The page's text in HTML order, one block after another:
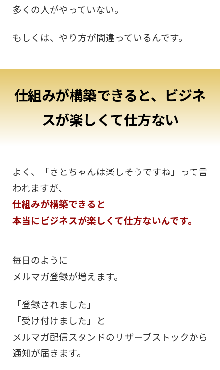
多くの人がやっていない。
もしくは、やり方が間違っているんです。
仕組みが構築できると、ビジネ
スが楽しくて仕方ない
よく、「さとちゃんは楽しそうですね」って言
われますが、
仕組みが構築できると
本当にビジネスが楽しくて仕方ないんです。
毎日のように
メルマガ登録が増えます。
「登録されました」
「受け付けました」と
メルマガ配信スタンドのリザーブストックから
通知が届きます。